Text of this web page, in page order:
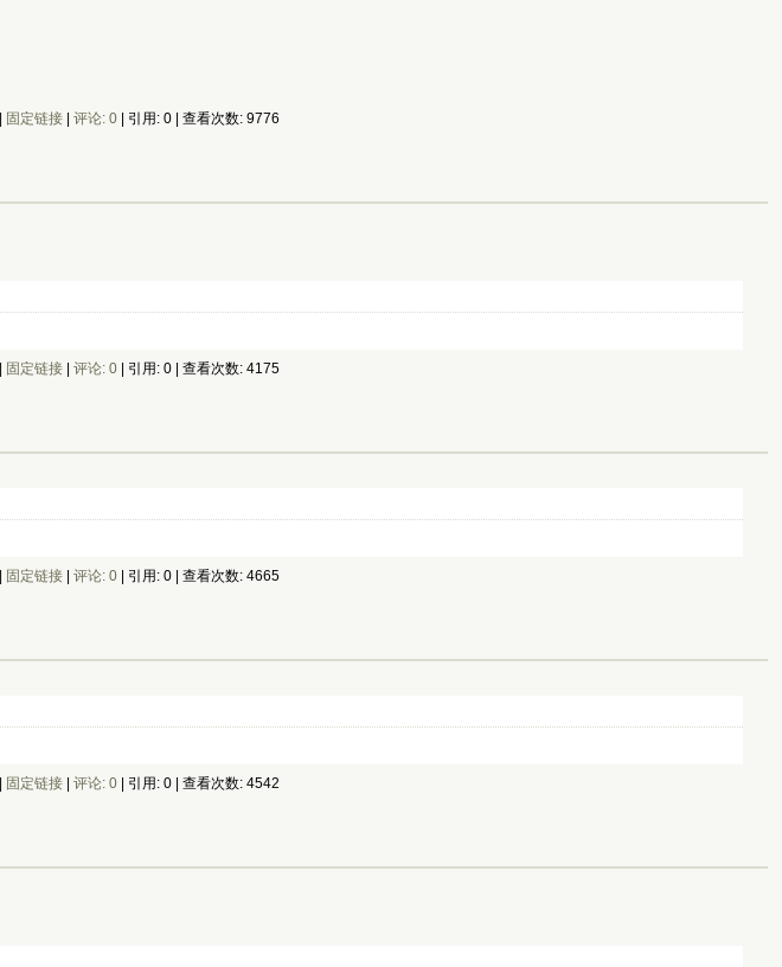
固定链接| 评论: 0| 引用: 0 | 查看次数: 9776
固定链接| 评论: 0| 引用: 0 | 查看次数: 4175
固定链接| 评论: 0| 引用: 0 | 查看次数: 4665
固定链接| 评论: 0| 引用: 0 | 查看次数: 4542